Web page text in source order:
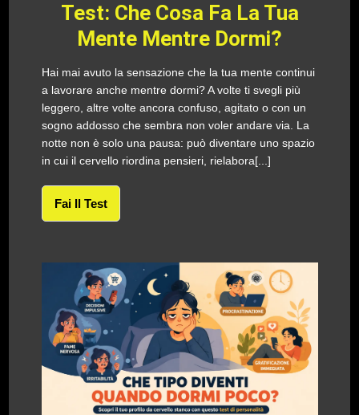
Test: Che Cosa Fa La Tua
Mente Mentre Dormi?
Hai mai avuto la sensazione che la tua mente continui
a lavorare anche mentre dormi? A volte ti svegli più
leggero, altre volte ancora confuso, agitato o con un
sogno addosso che sembra non voler andare via. La
notte non è solo una pausa: può diventare uno spazio
in cui il cervello riordina pensieri, rielabora[...]
Fai Il Test